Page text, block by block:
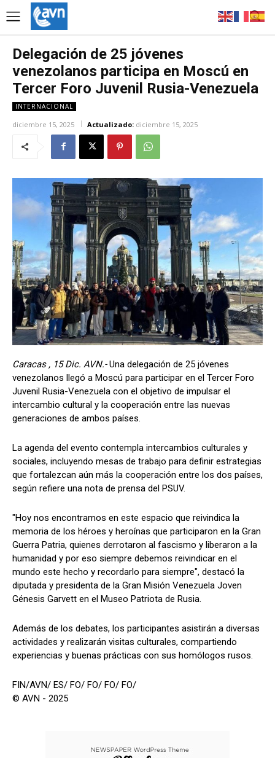
Delegación de 25 jóvenes
venezolanos participa en Moscú en
Tercer Foro Juvenil Rusia-Venezuela
INTERNACIONAL
diciembre 15, 2025 Actualizado: diciembre 15, 2025
Caracas , 15 Dic. AVN.-Una delegación de 25 jóvenes
venezolanos llegó a Moscú para participar en el Tercer Foro
Juvenil Rusia-Venezuela con el objetivo de impulsar el
intercambio cultural y la cooperación entre las nuevas
generaciones de ambos países.
La agenda del evento contempla intercambios culturales y
sociales, incluyendo mesas de trabajo para definir estrategias
que fortalezcan aún más la cooperación entre los dos países,
según refiere una nota de prensa del PSUV.
"Hoy nos encontramos en este espacio que reivindica la
memoria de los héroes y heroínas que participaron en la Gran
Guerra Patria, quienes derrotaron al fascismo y liberaron a la
humanidad y por eso siempre debemos reivindicar en el
mundo este hecho y recordarlo para siempre", destacó la
diputada y presidenta de la Gran Misión Venezuela Joven
Génesis Garvett en el Museo Patriota de Rusia.
Además de los debates, los participantes asistirán a diversas
actividades y realizarán visitas culturales, compartiendo
experiencias y buenas prácticas con sus homólogos rusos.
FIN/AVN/ ES/ FO/ FO/ FO/ FO/
© AVN - 2025